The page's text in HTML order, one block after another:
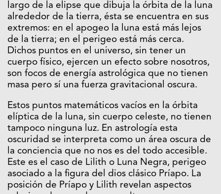
largo de la elipse que dibuja la órbita de la luna
alrededor de la tierra, ésta se encuentra en sus
extremos: en el apogeo la luna está más lejos
de la tierra; en el perigeo está más cerca.
Dichos puntos en el universo, sin tener un
cuerpo físico, ejercen un efecto sobre nosotros,
son focos de energía astrológica que no tienen
masa pero sí una fuerza gravitacional oscura.
Estos puntos matemáticos vacíos en la órbita
elíptica de la luna, sin cuerpo celeste, no tienen
tampoco ninguna luz. En astrología esta
oscuridad se interpreta como un área oscura de
la conciencia que no nos es del todo accesible.
Este es el caso de Lilith o Luna Negra, perigeo
asociado a la figura del dios clásico Príapo. La
posición de Príapo y Lilith revelan aspectos